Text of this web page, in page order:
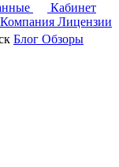
Кабинет
Компания Лицензии
Блог Обзоры